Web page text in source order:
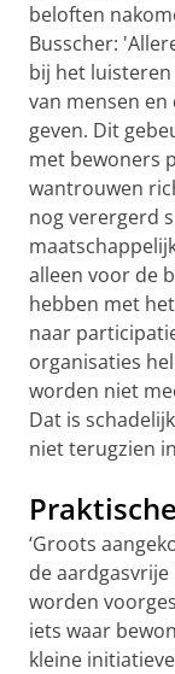
beloften
Busscher:
bij het
van mensen
geven. Dit
met bewoners
wantrouwen
nog verergerd
alleen voor de
hebben met
naar
organisaties
worden niet
Dat is
niet terugzien
‘Groots
de
worden
iets waar
kleine